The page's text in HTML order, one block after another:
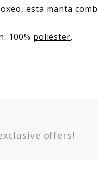
esta manta
100% poliéster.
190 / 6.3 -offers!